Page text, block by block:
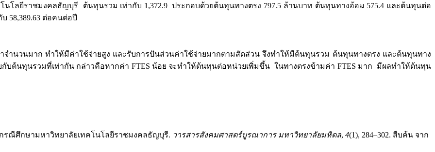
โลยีราชมงคลธัญบุรี ต้นทุนรวม เท่ากับ 1,372.9 ประกอบด้วยต้นทุนทางตรง 797.5 ล้านบาท ต้นทุนทางอ้อม 575.4 และต้นทุนต่อ
58,389.63 ต่อคนต่อปี
ำนวนมาก ทำให้มีค่าใช้จ่ายสูง และรับการปันส่วนค่าใช้จ่ายมากตามสัดส่วน จึงทำให้มีต้นทุนรวม ต้นทุนทางตรง และต้นทุนทาง
กับต้นทุนรวมที่เท่ากัน กล่าวคือหากค่า FTES น้อย จะทำให้ต้นทุนต่อหน่วยเพิ่มขึ้น ในทางตรงข้ามค่า FTES มาก มีผลทำให้ต้นทุน
รณีศึกษามหาวิทยาลัยเทคโนโลยีราชมงคลธัญบุรี. วารสารสังคมศาสตร์บูรณาการ มหาวิทยาลัยมหิดล, 4(1), 284–302. สืบค้น จาก